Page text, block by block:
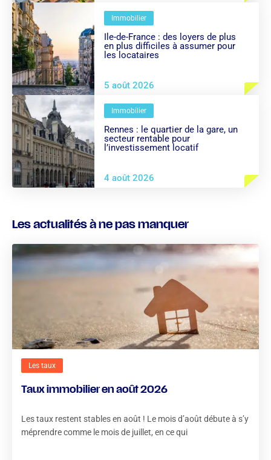
Immobilier
Île-de-France : des loyers de plus
en plus difficiles à assumer pour
les locataires
5 août 2026
Immobilier
Rennes : le quartier de la gare, un
secteur rentable pour
l’investissement locatif
4 août 2026
Les actualités à ne pas manquer
Les taux
Taux immobilier en août 2026
Les taux restent stables en août ! Le mois d’août débute à s’y
méprendre comme le mois de juillet, en ce qui